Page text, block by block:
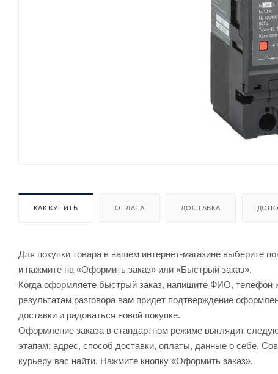
КАК КУПИТЬ ОПЛАТА ДОСТАВКА
Для покупки товара в нашем интернет-магазине выберите
и нажмите на «Оформить заказ» или «Быстрый заказ».
Когда оформляете быстрый заказ, напишите ФИО, телефон
результатам разговора вам придет подтверждение
доставки и радоваться новой покупке.
Оформление заказа в стандартном режиме выглядит
этапам: адрес, способ доставки, оплаты, данные о себе.
курьеру вас найти. Нажмите кнопку «Оформить заказ».